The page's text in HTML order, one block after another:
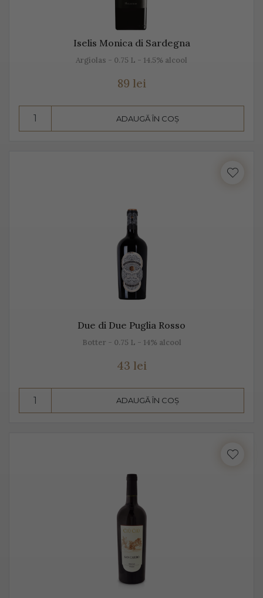
Iselis Monica di Sardegna
Argiolas - 0.75 L - 14.5% alcool
89 lei
ADAUGĂ ÎN COȘ
Due di Due Puglia Rosso
Botter - 0.75 L - 14% alcool
43 lei
ADAUGĂ ÎN COȘ